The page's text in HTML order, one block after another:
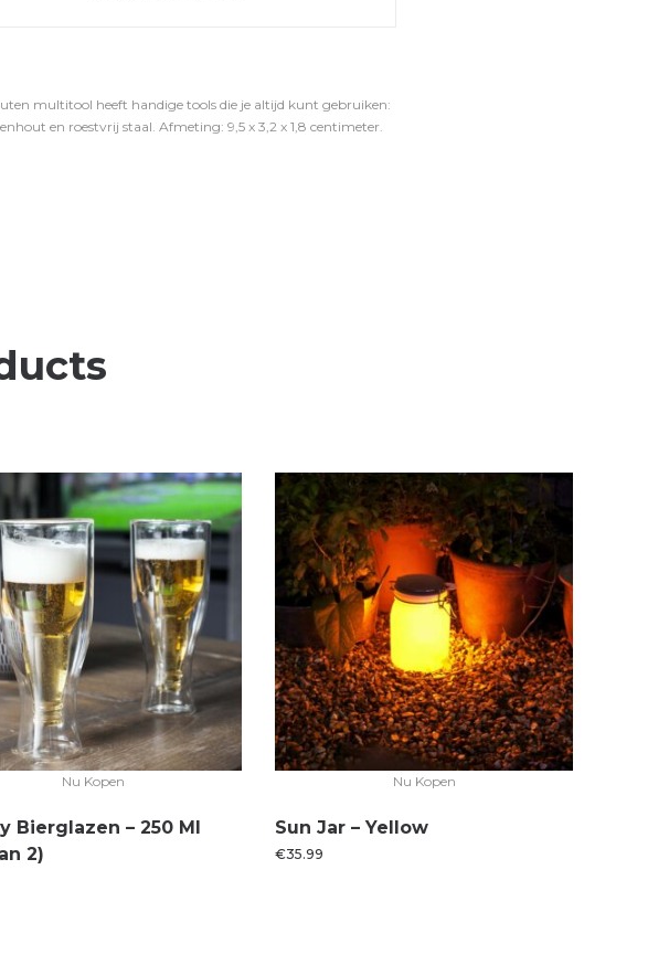
multitool heeft handige tools die je altijd kunt gebruiken:
en roestvrij staal. Afmeting: 9,5 x 3,2 x 1,8 centimeter.
Nu Kopen
Bierglazen – 250 Ml
2)
Nu Kopen
Sun Jar – Yellow
€35.99